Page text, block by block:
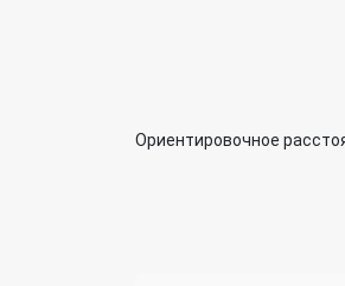
Ориентировочное